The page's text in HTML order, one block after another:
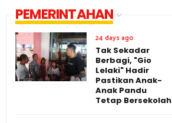
PEMERINTAHAN
24 days ago
Tak Sekadar
Berbagi, "Gio
Lelaki" Hadir
Pastikan Anak-
Anak Pandu
Tetap Bersekolah